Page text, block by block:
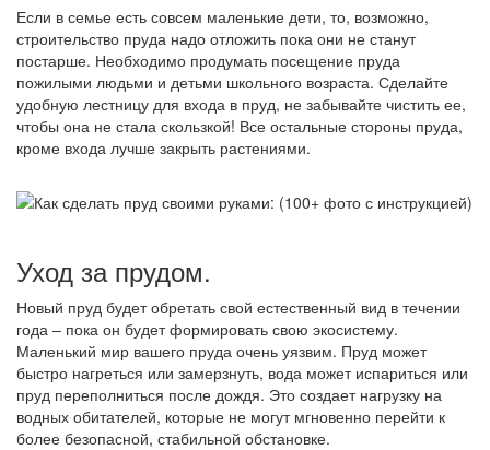
Если в семье есть совсем маленькие дети, то, возможно,
строительство пруда надо отложить пока они не станут
постарше. Необходимо продумать посещение пруда
пожилыми людьми и детьми школьного возраста. Сделайте
удобную лестницу для входа в пруд, не забывайте чистить ее,
чтобы она не стала скользкой! Все остальные стороны пруда,
кроме входа лучше закрыть растениями.
Уход за прудом.
Новый пруд будет обретать свой естественный вид в течении
года – пока он будет формировать свою экосистему.
Маленький мир вашего пруда очень уязвим. Пруд может
быстро нагреться или замерзнуть, вода может испариться или
пруд переполниться после дождя. Это создает нагрузку на
водных обитателей, которые не могут мгновенно перейти к
более безопасной, стабильной обстановке.